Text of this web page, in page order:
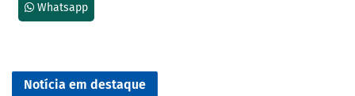
Whatsapp
Notícia em destaque